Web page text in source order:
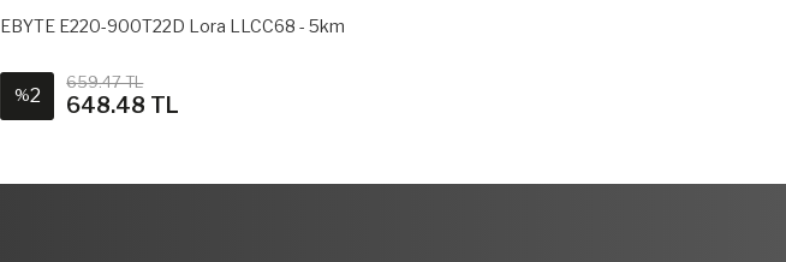
EBYTE E220-900T22D Lora LLCC68 - 5km
%2
659.47 TL
648.48 TL